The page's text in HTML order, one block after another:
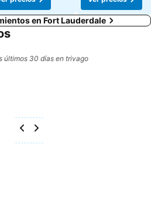
en Fort Lauderdale
últimos 30 días en trivago